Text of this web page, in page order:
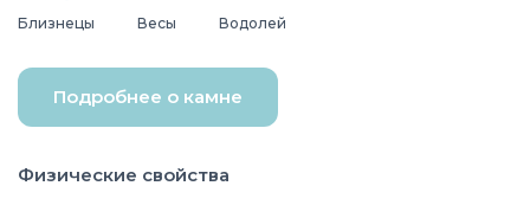
Близнецы Весы Водолей
Подробнее о камне
Физические свойства